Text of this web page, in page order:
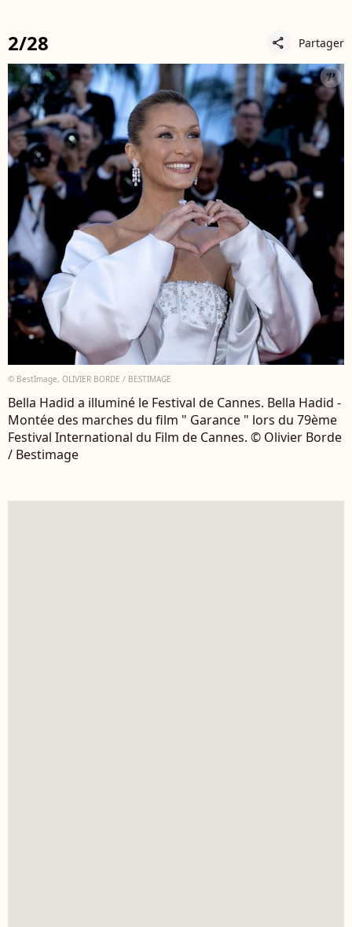
2/28 share Partager
© BestImage, OLIVIER BORDE / BESTIMAGE
Bella Hadid a illuminé le Festival de Cannes. Bella Hadid -
Montée des marches du film " Garance " lors du 79ème
Festival International du Film de Cannes. © Olivier Borde
/ Bestimage